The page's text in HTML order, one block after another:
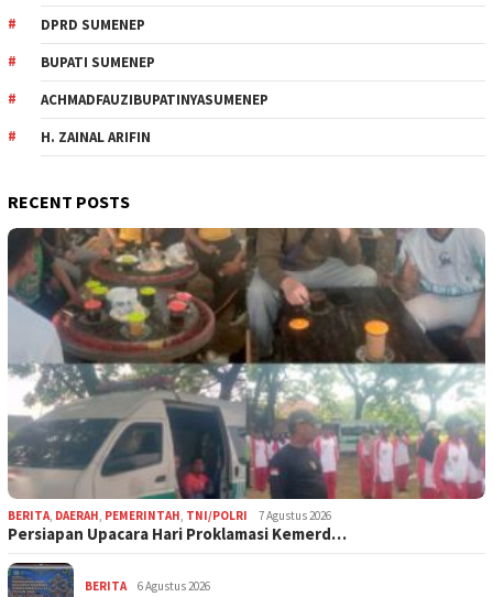
DPRD SUMENEP
BUPATI SUMENEP
ACHMADFAUZIBUPATINYASUMENEP
H. ZAINAL ARIFIN
RECENT POSTS
BERITA DAERAH PEMERINTAH TNI/POLRI 7 Agustus 2026
Persiapan Upacara Hari Proklamasi Kemerd…
BERITA 6 Agustus 2026